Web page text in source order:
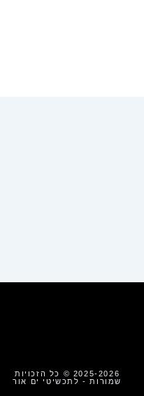
2025-2026 © כל הזכויות
שמורות - לתכשיטי ים אור